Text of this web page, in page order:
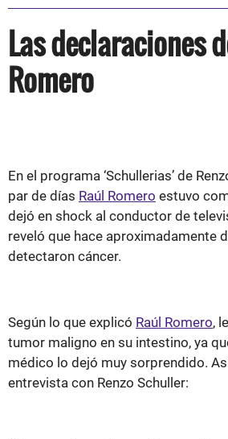
Las declaraciones
Romero
En el programa ‘Schullerias’ de
par de días Raúl Romero estuvo
dejó en shock al conductor de
reveló que hace aproximadamente
detectaron cáncer.
Según lo que explicó Raúl Romero,
tumor maligno en su intestino, ya
médico lo dejó muy sorprendido.
entrevista con Renzo Schuller: